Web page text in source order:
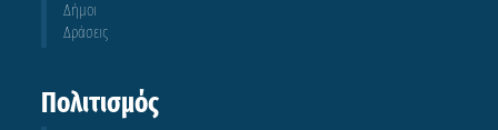
Δήμοι
Δράσεις
Πολιτισμός